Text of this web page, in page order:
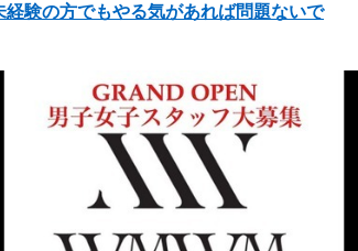
験の方でもやる気があれば問題ないで